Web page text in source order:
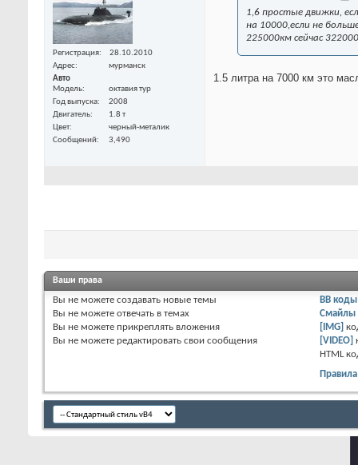
Регистрация
28.10.2010
Адрес
мурманск
Авто
Модель
октавия тур
Год выпуска
2008
Двигатель
1.8 т
Цвет
черный-металик
Сообщений
3,490
1,6 простые движки,
на 10000,если не
225000км сейчас
1.5 литра на 7000 км это
Ваши права
Вы не можете создавать новые темы
Вы не можете отвечать в темах
Вы не можете прикреплять вложения
Вы не можете редактировать свои сообщения
BB коды
Смайлы
[IMG]
[VIDEO]
HTML к